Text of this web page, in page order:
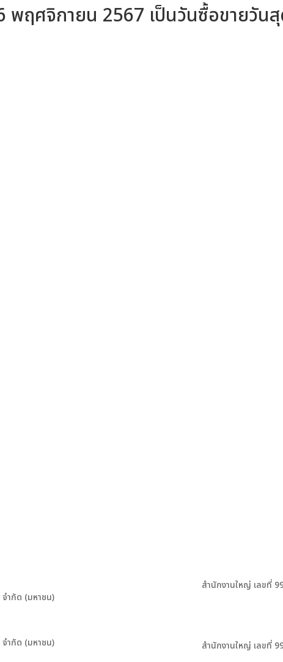
ฤศจิกายน 2567 เป็นวันซื้อขายวัน
ำกัด (มหาชน)
สำนักงานใหญ่ เลขที่
ำกัด (มหาชน)
สำนักงานใหญ่ เลขที่